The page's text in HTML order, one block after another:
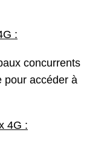
:
concurrents
pour accéder à
4G :